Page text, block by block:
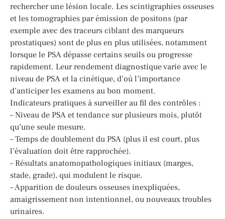
rechercher une lésion locale. Les scintigraphies osseuses
et les tomographies par émission de positons (par
exemple avec des traceurs ciblant des marqueurs
prostatiques) sont de plus en plus utilisées, notamment
lorsque le PSA dépasse certains seuils ou progresse
rapidement. Leur rendement diagnostique varie avec le
niveau de PSA et la cinétique, d’où l’importance
d’anticiper les examens au bon moment.
Indicateurs pratiques à surveiller au fil des contrôles :
– Niveau de PSA et tendance sur plusieurs mois, plutôt
qu’une seule mesure.
– Temps de doublement du PSA (plus il est court, plus
l’évaluation doit être rapprochée).
– Résultats anatomopathologiques initiaux (marges,
stade, grade), qui modulent le risque.
– Apparition de douleurs osseuses inexpliquées,
amaigrissement non intentionnel, ou nouveaux troubles
urinaires.